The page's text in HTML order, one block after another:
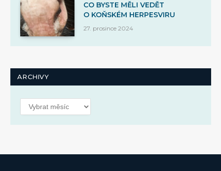
CO BYSTE MĚLI VEDĚT
O KOŇSKÉM HERPESVIRU
27. prosince 2024
ARCHIVY
Archivy